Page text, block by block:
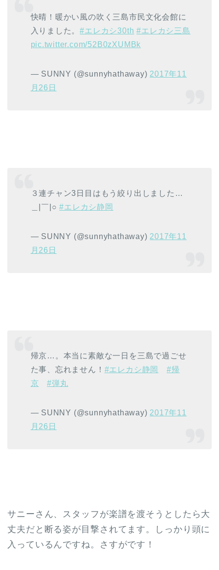
快晴！暖かい風の吹く三島市民文化会館に
入りました。#エレカシ30th #エレカシ三島
pic.twitter.com/52B0zXUMBk
— SUNNY (@sunnyhathaway) 2017年11
月26日
３連チャン3日目はもう絞り出しました…
＿|￣|○#エレカシ静岡
— SUNNY (@sunnyhathaway) 2017年11
月26日
帰京…。本当に素敵な一日を三島で過ごせ
た事、忘れません！ #エレカシ静岡
#帰
京
#弾丸
— SUNNY (@sunnyhathaway) 2017年11
月26日
サニーさん、スタッフが楽譜を渡そうとしたら大
丈夫だと断る姿が目撃されてます。しっかり頭に
入っているんですね。さすがです！